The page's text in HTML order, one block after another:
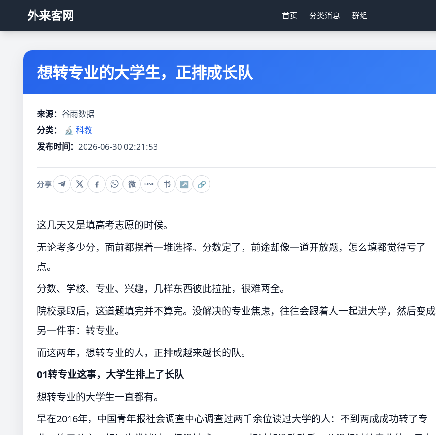
外来客网 首页 分类消息 群组
想转专业的大学生，正排成长队
来源： 谷雨数据
分类：
🔬 科教
发布时间： 2026-06-30 02:21:53
分享 微 LINE 书 ↗ 🔗
这几天又是填高考志愿的时候。
无论考多少分，面前都摆着一堆选择。分数定了，前途却像一道开放题，怎么填都觉得亏了
点。
分数、学校、专业、兴趣，几样东西彼此拉扯，很难两全。
院校录取后，这道题填完并不算完。没解决的专业焦虑，往往会跟着人一起进大学，然后变成
另一件事：转专业。
而这两年，想转专业的人，正排成越来越长的队。
01转专业这事，大学生排上了长队
想转专业的大学生一直都有。
早在2016年，中国青年报社会调查中心调查过两千余位读过大学的人：不到两成成功转了专